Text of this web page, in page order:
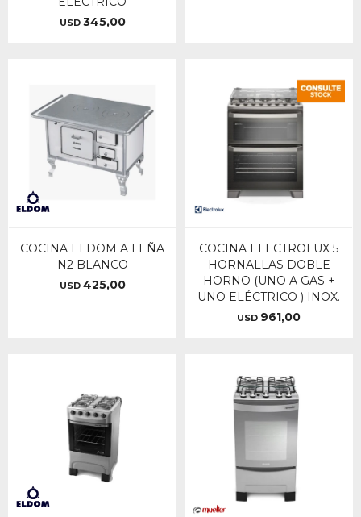
USD 345,00
COCINA ELDOM A LEÑA
N2 BLANCO
USD 425,00
COCINA ELECTROLUX 5
HORNALLAS DOBLE
HORNO (UNO A GAS +
UNO ELÉCTRICO ) INOX.
USD 961,00